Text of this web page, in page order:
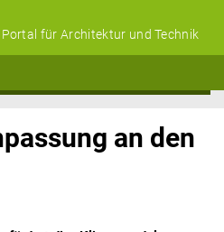
Portal für Architektur und Technik
an den